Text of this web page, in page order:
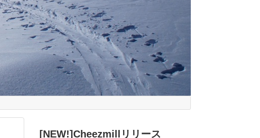
[NEW!]Cheezmillリリース